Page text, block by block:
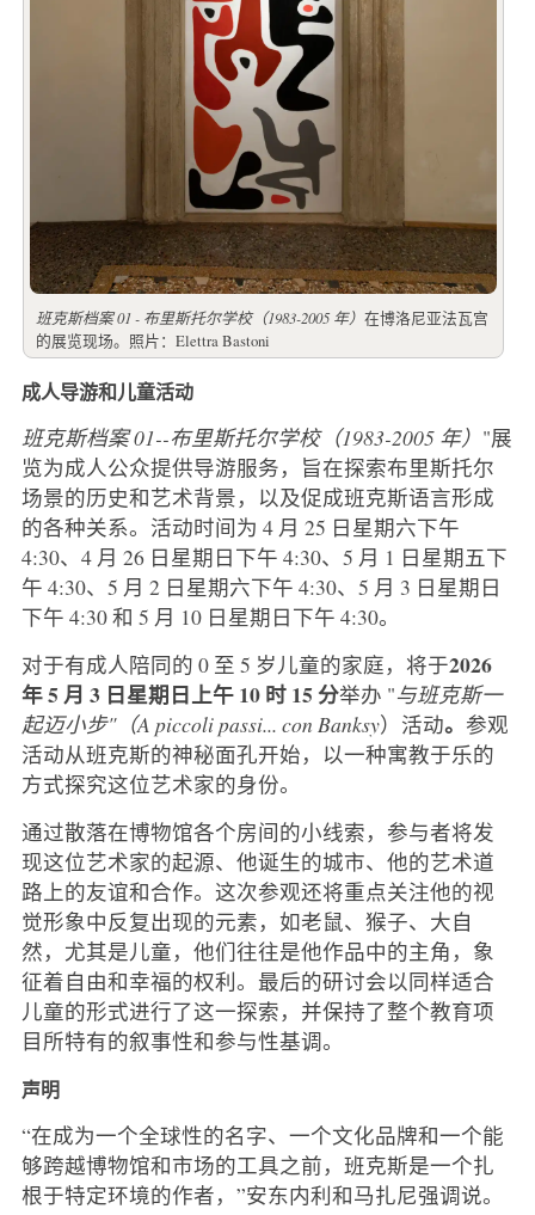
班克斯档案 01 - 布里斯托尔学校（1983-2005 年） 在博洛尼亚法瓦宫
的展览现场。照片：Elettra Bastoni
成人导游和儿童活动
班克斯档案 01--布里斯托尔学校（1983-2005 年） "展
览为成人公众提供导游服务，旨在探索布里斯托尔
场景的历史和艺术背景，以及促成班克斯语言形成
的各种关系。活动时间为 4 月 25 日星期六下午
4:30、4 月 26 日星期日下午 4:30、5 月 1 日星期五下
午 4:30、5 月 2 日星期六下午 4:30、5 月 3 日星期日
下午 4:30 和 5 月 10 日星期日下午 4:30。
对于有成人陪同的 0 至 5 岁儿童的家庭，将于2026
年 5 月 3 日星期日上午 10 时 15 分举办 "与班克斯一
起迈小步"（A piccoli passi... con Banksy）活动。 参观
活动从班克斯的神秘面孔开始，以一种寓教于乐的
方式探究这位艺术家的身份。
通过散落在博物馆各个房间的小线索，参与者将发
现这位艺术家的起源、他诞生的城市、他的艺术道
路上的友谊和合作。这次参观还将重点关注他的视
觉形象中反复出现的元素，如老鼠、猴子、大自
然，尤其是儿童，他们往往是他作品中的主角，象
征着自由和幸福的权利。最后的研讨会以同样适合
儿童的形式进行了这一探索，并保持了整个教育项
目所特有的叙事性和参与性基调。
声明
“在成为一个全球性的名字、一个文化品牌和一个能
够跨越博物馆和市场的工具之前，班克斯是一个扎
根于特定环境的作者，”安东内利和马扎尼强调说。